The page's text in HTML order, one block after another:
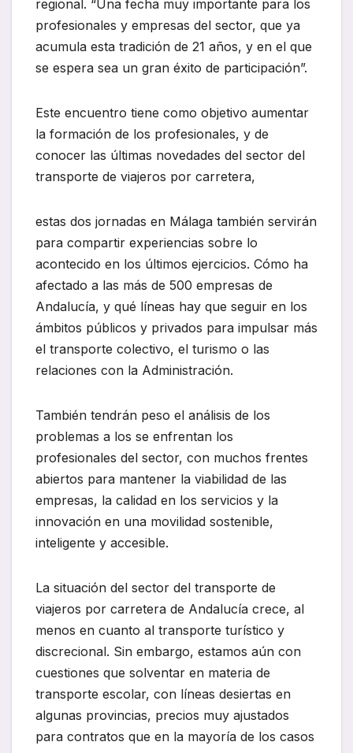
regional. “Una fecha muy importante para los
profesionales y empresas del sector, que ya
acumula esta tradición de 21 años, y en el que
se espera sea un gran éxito de participación”.
Este encuentro tiene como objetivo aumentar
la formación de los profesionales, y de
conocer las últimas novedades del sector del
transporte de viajeros por carretera,
estas dos jornadas en Málaga también servirán
para compartir experiencias sobre lo
acontecido en los últimos ejercicios. Cómo ha
afectado a las más de 500 empresas de
Andalucía, y qué líneas hay que seguir en los
ámbitos públicos y privados para impulsar más
el transporte colectivo, el turismo o las
relaciones con la Administración.
También tendrán peso el análisis de los
problemas a los se enfrentan los
profesionales del sector, con muchos frentes
abiertos para mantener la viabilidad de las
empresas, la calidad en los servicios y la
innovación en una movilidad sostenible,
inteligente y accesible.
La situación del sector del transporte de
viajeros por carretera de Andalucía crece, al
menos en cuanto al transporte turístico y
discrecional. Sin embargo, estamos aún con
cuestiones que solventar en materia de
transporte escolar, con líneas desiertas en
algunas provincias, precios muy ajustados
para contratos que en la mayoría de los casos